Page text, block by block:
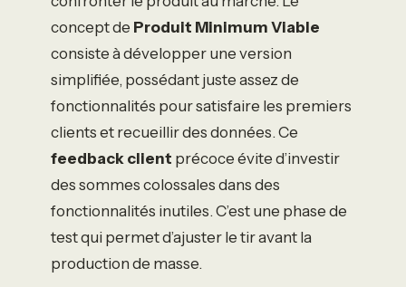
concept de Produit Minimum Viable
consiste à développer une version
simplifiée, possédant juste assez de
fonctionnalités pour satisfaire les premiers
clients et recueillir des données. Ce
feedback client précoce évite d’investir
des sommes colossales dans des
fonctionnalités inutiles. C’est une phase de
test qui permet d’ajuster le tir avant la
production de masse.